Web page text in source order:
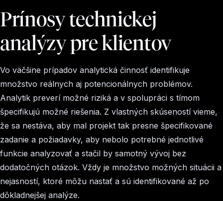
Prínosy technickej
analýzy pre klientov
Vo väčšine prípadov analytická činnosť identifikuje
množstvo reálnych aj potencionálnych problémov.
Analytik preverí možné riziká a v spolupráci s tímom
špecifikujú možné riešenia. Z vlastných skúseností vieme,
že sa nestáva, aby mal projekt tak presne špecifikované
zadanie a požiadavky, aby nebolo potrebné jednotlivé
funkcie analyzovať a stačil by samotný vývoj bez
dodatočných otázok. Vždy je množstvo možných situácii a
nejasností, ktoré môžu nastať a sú identifikované až po
dôkladnejšej analýze.